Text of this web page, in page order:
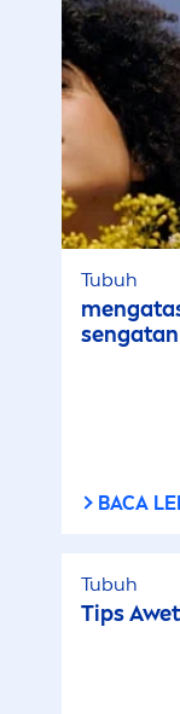
Tubuh
men
BACA
Tubuh
Tips